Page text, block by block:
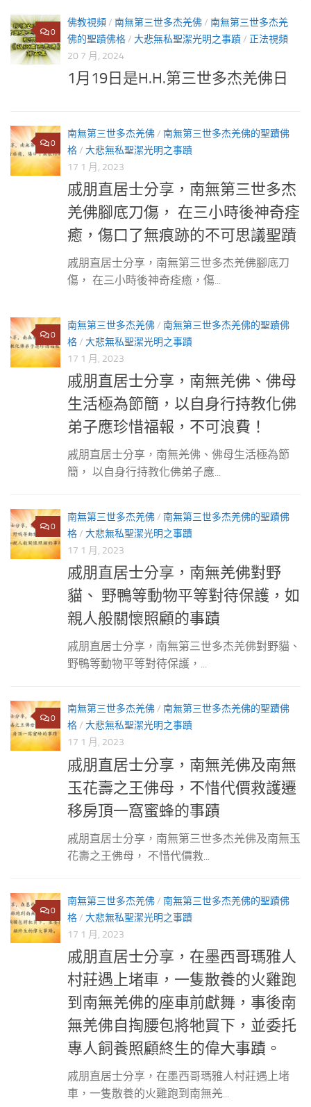
0
佛教視頻/ 南無第三世多杰羌佛/ 南無第三世多杰羌
佛的聖蹟佛格/ 大悲無私聖潔光明之事蹟/ 正法視頻
20 7 月, 2024
1月19日是H.H.第三世多杰羌佛日
0
南無第三世多杰羌佛/ 南無第三世多杰羌佛的聖蹟佛
格/ 大悲無私聖潔光明之事蹟
17 1 月, 2023
戚朋直居士分享，南無第三世多杰
羌佛腳底刀傷， 在三小時後神奇痊
癒，傷口了無痕跡的不可思議聖蹟
戚朋直居士分享，南無第三世多杰羌佛腳底刀
傷， 在三小時後神奇痊癒，傷...
0
南無第三世多杰羌佛/ 南無第三世多杰羌佛的聖蹟佛
格/ 大悲無私聖潔光明之事蹟
17 1 月, 2023
戚朋直居士分享，南無羌佛、佛母
生活極為節簡，以自身行持教化佛
弟子應珍惜福報，不可浪費！
戚朋直居士分享，南無羌佛、佛母生活極為節
簡， 以自身行持教化佛弟子應...
0
南無第三世多杰羌佛/ 南無第三世多杰羌佛的聖蹟佛
格/ 大悲無私聖潔光明之事蹟
17 1 月, 2023
戚朋直居士分享，南無羌佛對野
貓、 野鴨等動物平等對待保護，如
親人般關懷照顧的事蹟
戚朋直居士分享，南無第三世多杰羌佛對野貓、
野鴨等動物平等對待保護，...
0
南無第三世多杰羌佛/ 南無第三世多杰羌佛的聖蹟佛
格/ 大悲無私聖潔光明之事蹟
17 1 月, 2023
戚朋直居士分享，南無羌佛及南無
玉花壽之王佛母，不惜代價救護遷
移房頂一窩蜜蜂的事蹟
戚朋直居士分享，南無第三世多杰羌佛及南無玉
花壽之王佛母， 不惜代價救...
0
南無第三世多杰羌佛/ 南無第三世多杰羌佛的聖蹟佛
格/ 大悲無私聖潔光明之事蹟
17 1 月, 2023
戚朋直居士分享，在墨西哥瑪雅人
村莊遇上堵車，一隻散養的火雞跑
到南無羌佛的座車前獻舞，事後南
無羌佛自掏腰包將牠買下，並委托
專人飼養照顧終生的偉大事蹟。
戚朋直居士分享，在墨西哥瑪雅人村莊遇上堵
車，一隻散養的火雞跑到南無羌...